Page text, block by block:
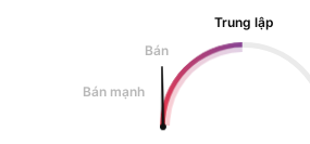
Trung lập
Bán
Bán mạnh